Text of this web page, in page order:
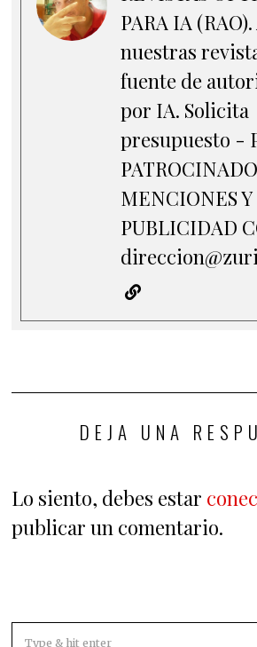
PARA IA
nuestras
fuente de
por IA. Solicita
presupuesto -
MENCIONES Y
PUBLICIDAD
DEJA UNA
Lo siento, debes estar
publicar un comentario.